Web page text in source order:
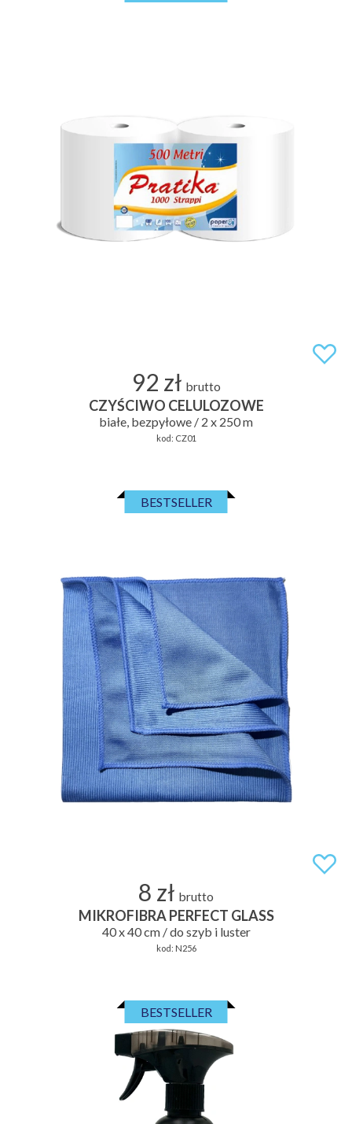
92 zł brutto
CZYŚCIWO CELULOZOWE
białe, bezpyłowe / 2 x 250 m
kod: CZ01
BESTSELLER
8 zł brutto
MIKROFIBRA PERFECT GLASS
40 x 40 cm / do szyb i luster
kod: N256
BESTSELLER